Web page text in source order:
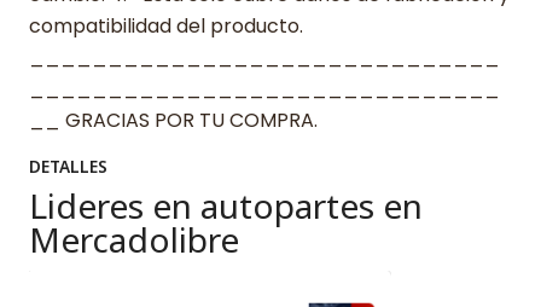
compatibilidad del producto.
__ GRACIAS POR TU COMPRA.
DETALLES
Lideres en autopartes en
Mercadolibre